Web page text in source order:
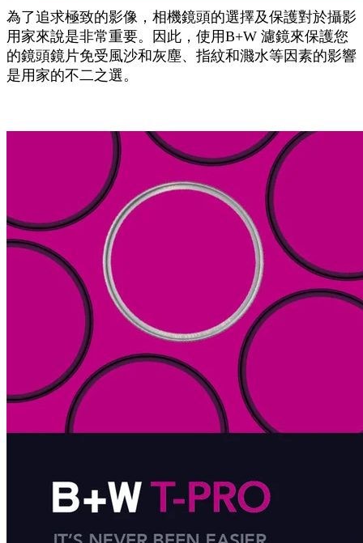
為了追求極致的影像，相機鏡頭的選擇及保護對於攝影
用家來說是非常重要。因此，使用B+W 濾鏡來保護您
的鏡頭鏡片免受風沙和灰塵、指紋和濺水等因素的影響
是用家的不二之選。